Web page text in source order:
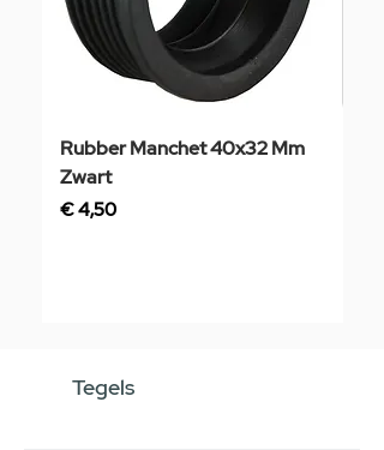
Rubber Manchet 40x32 Mm
Zwart
Prijs
€ 4,50
Tegels